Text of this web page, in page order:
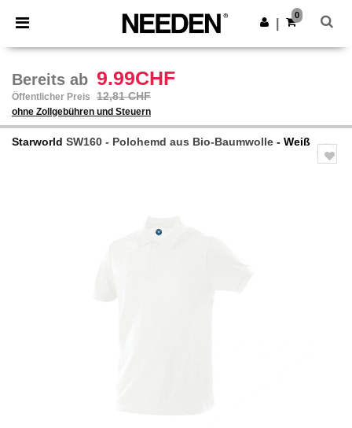
× Needen App
Bessere Preise in der App!
App holen
0
Bereits ab 9.99CHF
Öffentlicher Preis 12,81 CHF
ohne Zollgebühren und Steuern
Starworld SW160 - Polohemd aus Bio-Baumwolle - Weiß